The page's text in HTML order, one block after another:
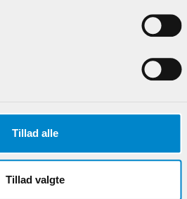
Tillad alle
Tillad valgte
64,95 DKK/M
i samme kategori